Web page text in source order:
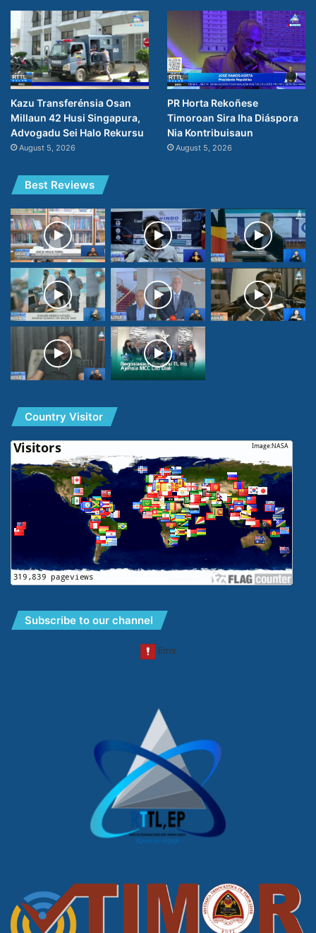
Kazu Transferénsia Osan
Millaun 42 Husi Singapura,
Advogadu Sei Halo Rekursu
August 5, 2026
PR Horta Rekoñese
Timoroan Sira Iha Diáspora
Nia Kontribuisaun
August 5, 2026
Best Reviews
Country Visitor
Subscribe to our channel